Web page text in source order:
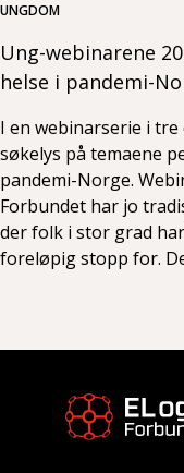
UNGDOM
Ung-webinarene
helse i pandemi-
I en webinarserie i
søkelys på temaene
pandemi-Norge.
Forbundet har jo
der folk i stor grad
foreløpig stopp for.